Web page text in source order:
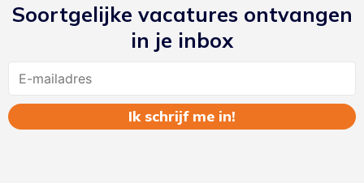
Soortgelijke vacatures ontvangen
in je inbox